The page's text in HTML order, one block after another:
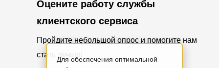
Оцените работу службы
клиентского сервиса
Пройдите небольшой опрос и помогите нам
стать лучше!
Для обеспечения оптимальной